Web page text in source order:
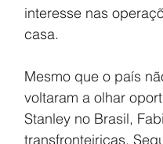
interesse nas
casa.
Mesmo que o país
voltaram a olhar
Stanley no Brasil,
transfronteiriças.